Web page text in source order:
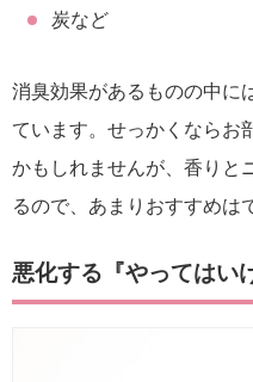
炭など
消臭効果があるものの中に
ています。せっかくならお
かもしれませんが、香りと
るので、あまりおすすめは
悪化する『やってはい